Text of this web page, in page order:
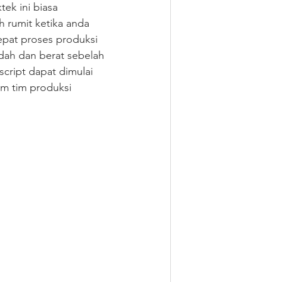
ini biasa
rumit ketika anda
proses produksi
dan berat sebelah
dapat dimulai
tim produksi